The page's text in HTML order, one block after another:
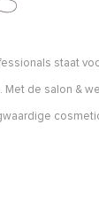
staat
Met de salon &